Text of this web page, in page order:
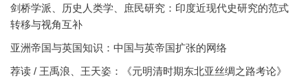
剑桥学派、历史人类学、庶民研究：印度近现代史研究的范式
转移与视角互补
亚洲帝国与英国知识：中国与英帝国扩张的网络
荐读 / 王禹浪、王天姿：《元明清时期东北亚丝绸之路考论》